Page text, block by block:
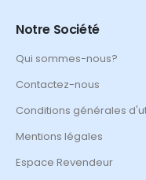
Notre Société
Qui sommes-nous?
Contactez-nous
Conditions générales
Mentions légales
Espace Revendeur